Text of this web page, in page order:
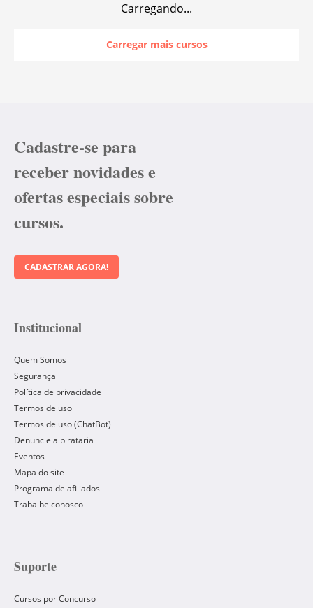
Carregando...
Carregar mais cursos
Cadastre-se para
receber novidades e
ofertas especiais sobre
cursos.
CADASTRAR AGORA!
Institucional
Quem Somos
Segurança
Política de privacidade
Termos de uso
Termos de uso (ChatBot)
Denuncie a pirataria
Eventos
Mapa do site
Programa de afiliados
Trabalhe conosco
Suporte
Cursos por Concurso